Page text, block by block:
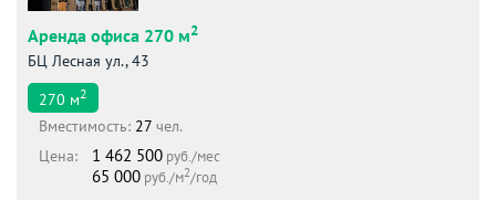
Аренда офиса 270 м2
БЦ Лесная ул., 43
270 м2
Вместимоcть: 27 чел.
Цена:
1 462 500 руб./мес
65 000 руб./м2/год